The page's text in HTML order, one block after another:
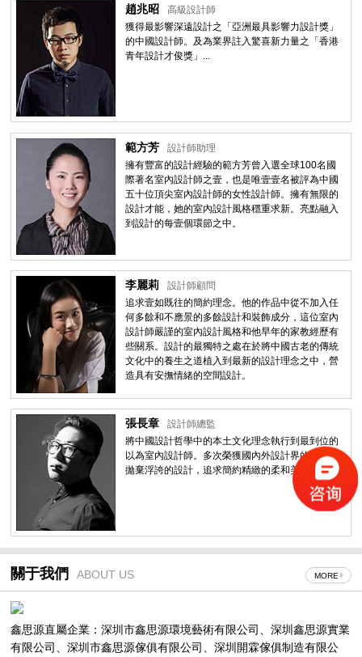
趙兆昭
高級設計師
獲得最影響深遠設計之「亞洲最具影響力設計獎」
的中國設計師。及為業界註入驚喜新力量之「香港
青年設計才俊獎」...
範方芳
設計師助理
擁有豐富的設計經驗的範方芳曾入選全球100名國
際著名室內設計師之壹，也是唯壹壹名被評為中國
五十位頂尖室內設計師的女性設計師。擁有無限的
設計才能，她的室內設計風格穩重求新。亮點融入
到設計的每壹個環節之中。
李麗莉
設計師顧問
追求壹如既往的簡約理念。他的作品中從不加入任
何多餘和不應景的多餘設計和裝飾成分，這位室內
設計師嚴謹的室內設計風格和他早年的家教經歷有
些關系。設計的最獨特之處在於將中國古老的傳統
文化中的養生之道植入到最新的設計理念之中，營
造具有安撫情緒的空間設計。
張長章
設計師總監
將中國設計哲學中的本土文化理念執行到最到位的
以為室內設計師。多次榮獲國內外設計界的大獎。
拋棄浮誇的設計，追求簡約精緻的柔和美。
關于我們 ABOUT US MORE
鑫思源直屬企業：深圳市鑫思源環境藝術有限公司、深圳鑫思源實業
有限公司、深圳市鑫思源傢俱有限公司、深圳開霖傢俱制造有限公